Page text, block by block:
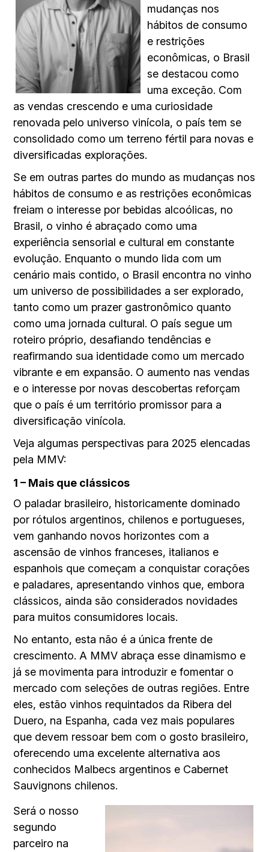
mu­danças nos
hábitos de consumo
e restrições
econômicas, o Brasil
se destacou como
uma exceção. Com
as vendas crescendo e uma curiosidade
renovada pelo universo vinícola, o país tem se
consolidado como um terreno fértil para novas e
diversificadas explorações.
Se em outras partes do mundo as mudanças nos
hábitos de consumo e as restrições econômicas
freiam o interesse por bebidas alcoólicas, no
Brasil, o vinho é abraçado como uma
experiência sensorial e cultural em constante
evolução. Enquanto o mundo lida com um
cenário mais contido, o Brasil encontra no vinho
um universo de possibilidades a ser explorado,
tanto como um prazer gastronômico quanto
como uma jornada cultural. O país segue um
roteiro próprio, desafiando tendências e
reafirmando sua identidade como um mercado
vibrante e em expansão. O aumento nas vendas
e o interesse por novas descobertas reforçam
que o país é um território promissor para a
diversificação vinícola.
Veja algumas perspectivas para 2025 elencadas
pela MMV:
1 – Mais que clássicos
O paladar brasileiro, historicamente dominado
por rótulos argentinos, chilenos e portugueses,
vem ganhando novos horizontes com a
ascensão de vinhos franceses, italianos e
espanhois que começam a conquistar corações
e paladares, apresentando vinhos que, embora
clássicos, ainda são considerados novidades
para muitos consumidores locais.
No entanto, esta não é a única frente de
crescimento. A MMV abraça esse dinamismo e
já se movimenta para introduzir e fomentar o
mercado com seleções de outras regiões. Entre
eles, estão vinhos requintados da Ribera del
Duero, na Espanha, cada vez mais populares
que devem ressoar bem com o gosto brasileiro,
oferecendo uma excelente alternativa aos
conhecidos Malbecs argentinos e Cabernet
Sauvignons chilenos.
Será o nosso
segundo
parceiro na